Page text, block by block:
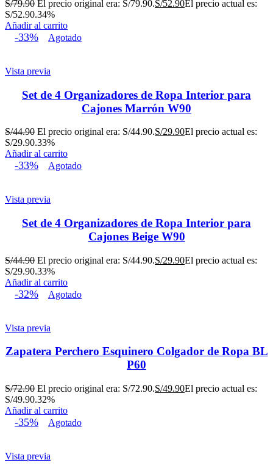
S/79.90 El precio original era: S/79.90.S/52.90El precio actual es:
S/52.90.34%
Añadir al carrito
-33% Agotado
Vista previa
Set de 4 Organizadores de Ropa Interior para
Cajones Marrón W90
S/44.90 El precio original era: S/44.90.S/29.90El precio actual es:
S/29.90.33%
Añadir al carrito
-33% Agotado
Vista previa
Set de 4 Organizadores de Ropa Interior para
Cajones Beige W90
S/44.90 El precio original era: S/44.90.S/29.90El precio actual es:
S/29.90.33%
Añadir al carrito
-32% Agotado
Vista previa
Zapatera Perchero Esquinero Colgador de Ropa BL
P60
S/72.90 El precio original era: S/72.90.S/49.90El precio actual es:
S/49.90.32%
Añadir al carrito
-35% Agotado
Vista previa